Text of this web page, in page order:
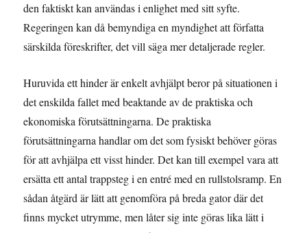
den faktiskt kan användas i enlighet med sitt syfte.
Regeringen kan då bemyndiga en myndighet att författa
särskilda föreskrifter, det vill säga mer detaljerade regler.
Huruvida ett hinder är enkelt avhjälpt beror på situationen i
det enskilda fallet med beaktande av de praktiska och
ekonomiska förutsättningarna. De praktiska
förutsättningarna handlar om det som fysiskt behöver göras
för att avhjälpa ett visst hinder. Det kan till exempel vara att
ersätta ett antal trappsteg i en entré med en rullstolsramp. En
sådan åtgärd är lätt att genomföra på breda gator där det
finns mycket utrymme, men låter sig inte göras lika lätt i